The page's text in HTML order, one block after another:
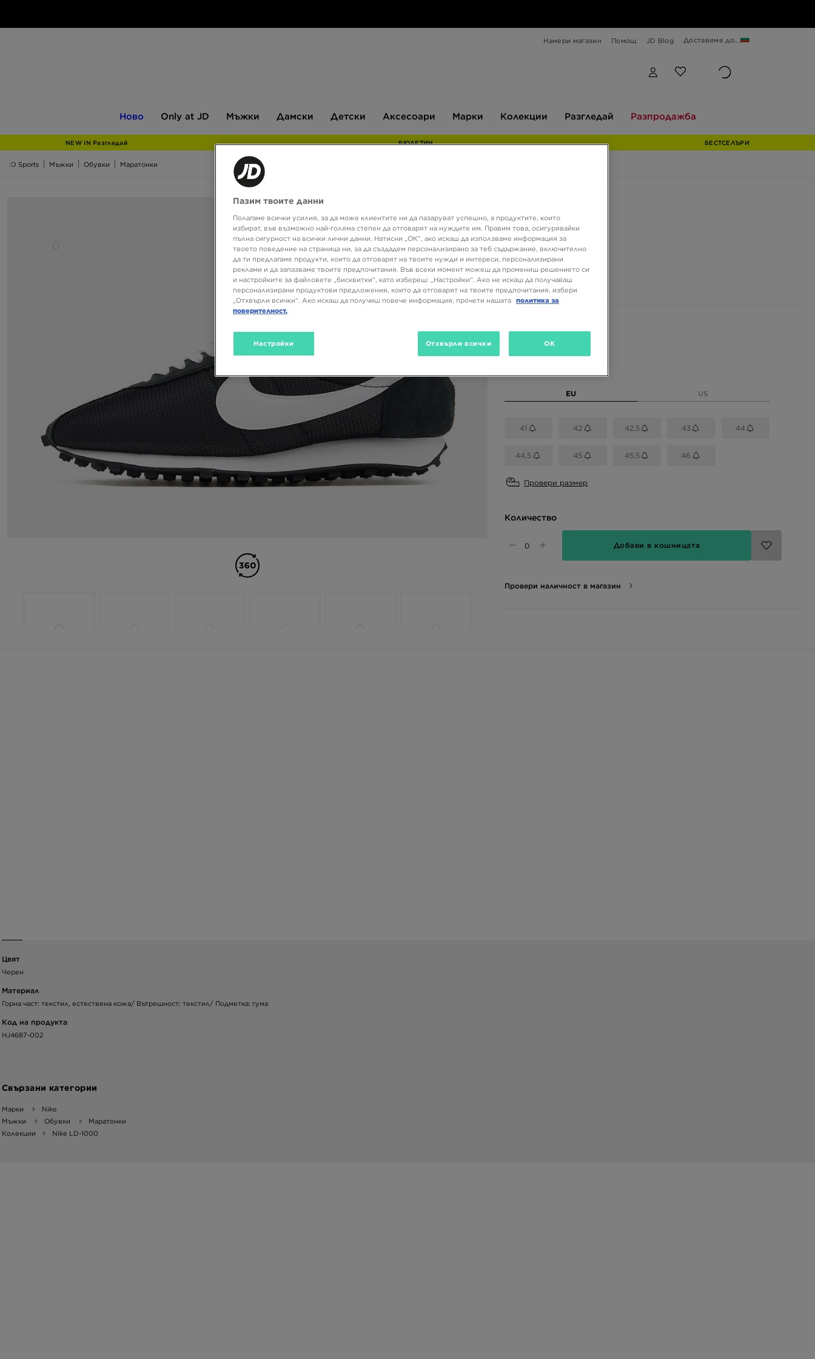
Намери магазин Помощ JD Blog Доставяме до...
Ново
JD
Only at JD Мъжки Дамски Детски Аксесоари Марки Колекции Разгледай Разпродажба
NEW IN Разгледай БЮЛЕТИН БЕСТСЕЛЪРИ
JD Sports Мъжки Обувки Маратонки
NIKE LD-1000
47,99 €
93,86 ЛВ.
EU US
41 42 42,5 43 44
44,5 45 45,5 46
Провери размер
Количество
Добави в кошницата
Провери наличност в магазин
Цвят
Черен
Материал
Горна част: текстил, естествена кожа/ Вътрешност: текстил/ Подметка: гума
Код на продукта
HJ4687-002
Свързани категории
Марки
Nike
Мъжки
Обувки
Маратонки
Колекции
Nike LD-1000
Пазим твоите данни
Полагаме всички усилия, за да може клиентите ни да пазаруват успешно, а продуктите, които
избират, във възможно най-голяма степен да отговарят на нуждите им. Правим това, осигурявайки
пълна сигурност на всички лични данни. Натисни „ОК“, ако искаш да използваме информация за
твоето поведение на страница ни, за да създадем персонализирано за теб съдържание, включително
да ти предлагаме продукти, които да отговарят на твоите нужди и интереси, персонализирани
реклами и да запазваме твоите предпочитания. Във всеки момент можеш да промениш решението си
и настройките за файловете „бисквитки“, като избереш: „Настройки“. Ако не искаш да получаваш
персонализирани продуктови предложения, които да отговарят на твоите предпочитания, избери
„Отхвърли всички“. Ако искаш да получиш повече информация, прочети нашата политика за
поверителност.
Настройки Отхвърли всички OK